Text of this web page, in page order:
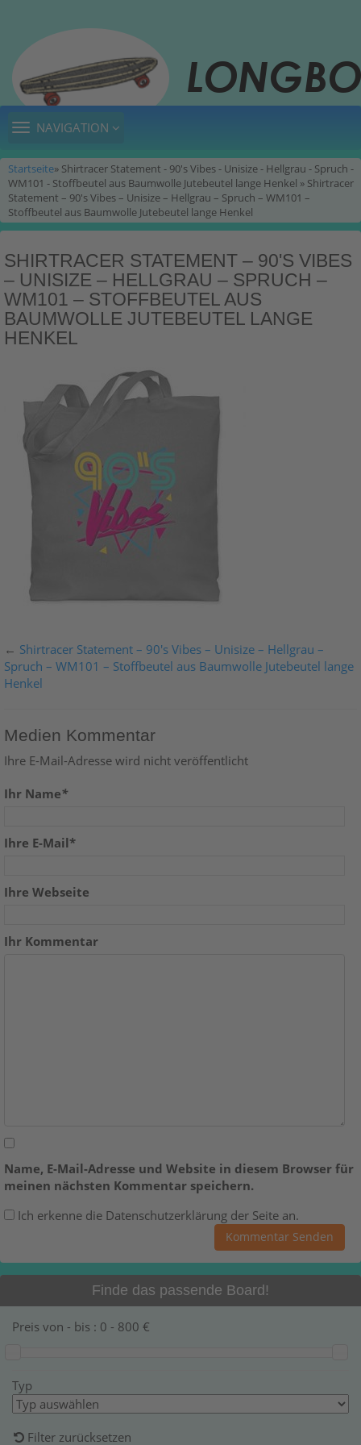
TOGGLE
NAVIGATION
Startseite» Shirtracer Statement - 90's Vibes - Unisize - Hellgrau - Spruch -
WM101 - Stoffbeutel aus Baumwolle Jutebeutel lange Henkel » Shirtracer
Statement – 90's Vibes – Unisize – Hellgrau – Spruch – WM101 –
Stoffbeutel aus Baumwolle Jutebeutel lange Henkel
SHIRTRACER STATEMENT – 90'S VIBES
– UNISIZE – HELLGRAU – SPRUCH –
WM101 – STOFFBEUTEL AUS
BAUMWOLLE JUTEBEUTEL LANGE
HENKEL
← Shirtracer Statement – 90's Vibes – Unisize – Hellgrau –
Spruch – WM101 – Stoffbeutel aus Baumwolle Jutebeutel lange
Henkel
Medien Kommentar
Ihre E-Mail-Adresse wird nicht veröffentlicht
Ihr Name*
Ihre E-Mail*
Ihre Webseite
Ihr Kommentar
Name, E-Mail-Adresse und Website in diesem Browser für
meinen nächsten Kommentar speichern.
Ich erkenne die Datenschutzerklärung der Seite an.
Finde das passende Board!
Preis von - bis : 0 - 800 €
Typ
Filter zurücksetzen